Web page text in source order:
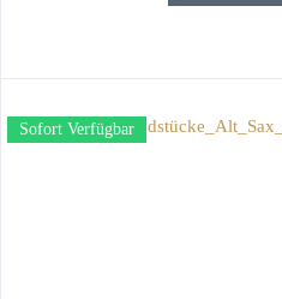
Sofort Verfügbar